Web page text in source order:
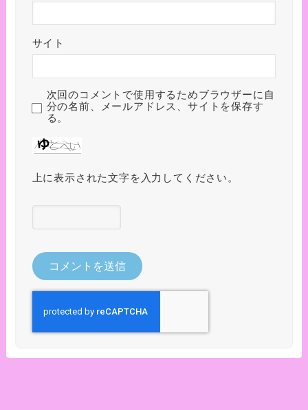
サイト
次回のコメントで使用するためブラウザーに自
分の名前、メールアドレス、サイトを保存す
る。
上に表示された文字を入力してください。